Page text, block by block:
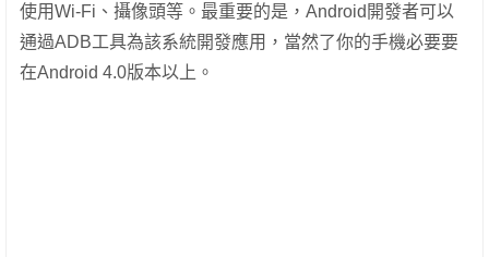
使用Wi-Fi、攝像頭等。最重要的是，Android開發者可以
通過ADB工具為該系統開發應用，當然了你的手機必要要
在Android 4.0版本以上。